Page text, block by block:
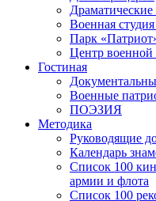
Драматические
Военная
Парк
Центр военной
Гостиная
Военные
ПОЭЗИЯ
Методика
Руководящие
Календарь
Список 100
армии и флота
Список 100